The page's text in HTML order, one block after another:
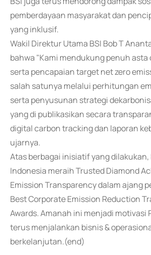
pemberdayaan masyarakat dan
yang inklusif.
Wakil Direktur Utama BSI Bob T
bahwa "Kami mendukung penuh
serta pencapaian target net zero
salah satunya melalui perhitungan
serta penyusunan strategi
yang di publikasikan secara
digital carbon tracking dan laporan
ujarnya.
Atas berbagai inisiatif yang dilakukan,
Indonesia meraih Trusted Diamond
Emission Transparency dalam ajang
Best Corporate Emission Reduction
Awards. Amanah ini menjadi motivasi
terus menjalankan bisnis &
berkelanjutan.(end)